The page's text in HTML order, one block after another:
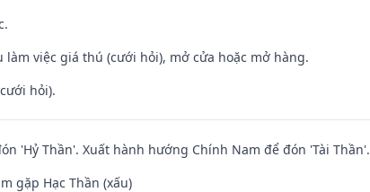
làm việc giá thú (cưới hỏi), mở cửa hoặc mở hàng.
hỏi).
'Hỷ Thần'. Xuất hành hướng Chính Nam để đón 'Tài Thần'.
gặp Hạc Thần (xấu)